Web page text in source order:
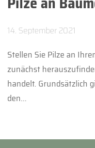
14. September 2021
Stellen Sie Pilze an
zunächst
handelt. Grundsätzlich
den...